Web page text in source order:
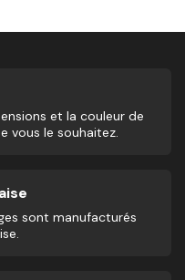
et la couleur de
vous le souhaitez.
sont manufacturés